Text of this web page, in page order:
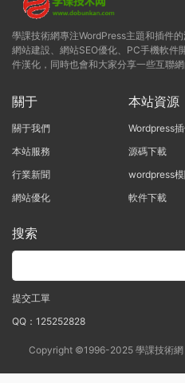
學課技術網專注WordPress主題和插件
網站建設、網站SEO優化、PC手機軟件
件漢化，同時也會和大家分享一些互聯網
關于
關于我們
本站服務
行業新聞
網站優化
本站資源
Wordpress
源碼下載
wordpress
軟件下載
搜索
提交工單
QQ：125252828
Copyright ©1996-2025 學課技術網